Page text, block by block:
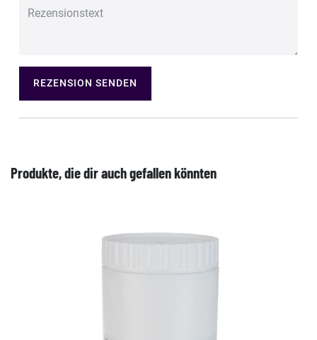
REZENSION SENDEN
Produkte, die dir auch gefallen könnten